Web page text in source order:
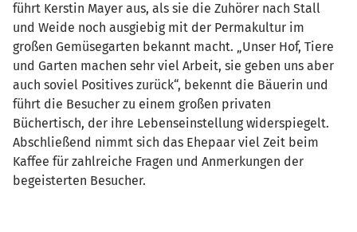
führt Kerstin Mayer aus, als sie die Zuhörer nach Stall
und Weide noch ausgiebig mit der Permakultur im
großen Gemüsegarten bekannt macht. „Unser Hof, Tiere
und Garten machen sehr viel Arbeit, sie geben uns aber
auch soviel Positives zurück“, bekennt die Bäuerin und
führt die Besucher zu einem großen privaten
Büchertisch, der ihre Lebenseinstellung widerspiegelt.
Abschließend nimmt sich das Ehepaar viel Zeit beim
Kaffee für zahlreiche Fragen und Anmerkungen der
begeisterten Besucher.